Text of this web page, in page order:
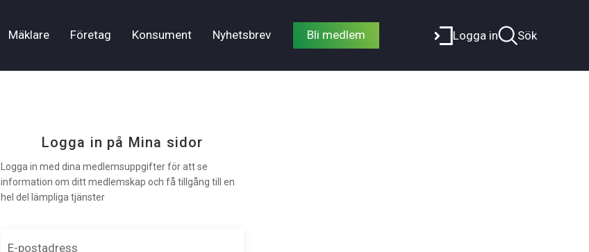
Mäklare Företag Konsument Nyhetsbrev Bli medlem Logga in Sök
Logga in på Mina sidor
Logga in med dina medlemsuppgifter för att se
information om ditt medlemskap och få tillgång till en
hel del lämpliga tjänster